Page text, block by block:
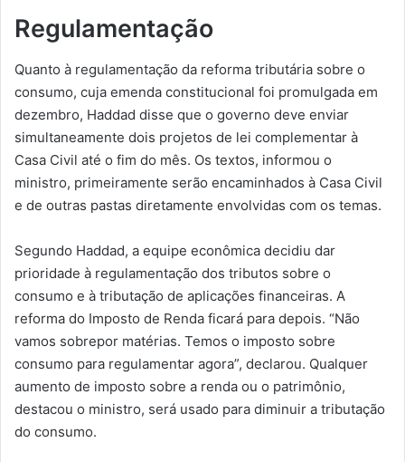
Regulamentação
Quanto à regulamentação da reforma tributária sobre o
consumo, cuja emenda constitucional foi promulgada em
dezembro, Haddad disse que o governo deve enviar
simultaneamente dois projetos de lei complementar à
Casa Civil até o fim do mês. Os textos, informou o
ministro, primeiramente serão encaminhados à Casa Civil
e de outras pastas diretamente envolvidas com os temas.
Segundo Haddad, a equipe econômica decidiu dar
prioridade à regulamentação dos tributos sobre o
consumo e à tributação de aplicações financeiras. A
reforma do Imposto de Renda ficará para depois. “Não
vamos sobrepor matérias. Temos o imposto sobre
consumo para regulamentar agora”, declarou. Qualquer
aumento de imposto sobre a renda ou o patrimônio,
destacou o ministro, será usado para diminuir a tributação
do consumo.